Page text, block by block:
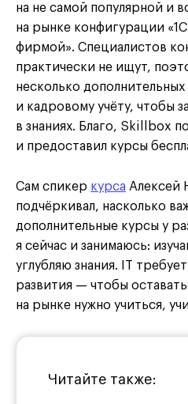
на не самой популярной и
на рынке конфигурации
фирмой». Специалистов
практически не ищут,
несколько
и кадровому учёту, чтобы
в знаниях. Благо, Skillbox
и предоставил курсы
Сам спикер курса Алексей
подчёркивал, насколько
дополнительные курсы у
я сейчас и занимаюсь:
углубляю знания. IT
развития — чтобы
на рынке нужно учиться,
Читайте также: